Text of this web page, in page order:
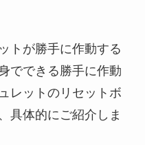
トが勝手に作動する
でできる勝手に作動
レットのリセットボ
具体的にご紹介しま